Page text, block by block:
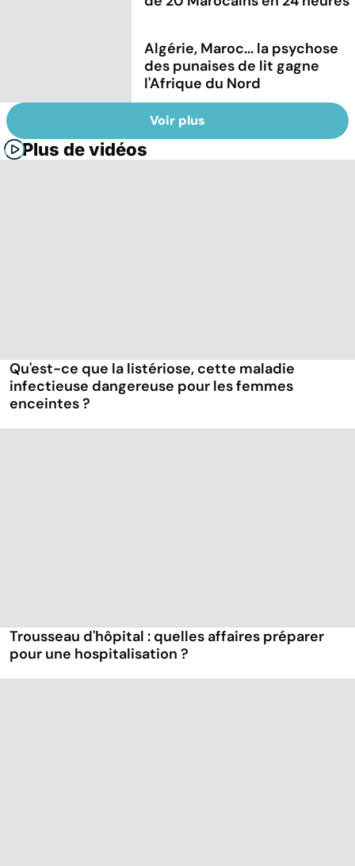
Algérie, Maroc... la psychose
des punaises de lit gagne
l'Afrique du Nord
Voir plus
Plus de vidéos
Qu'est-ce que la listériose, cette maladie
infectieuse dangereuse pour les femmes
enceintes ?
Trousseau d'hôpital : quelles affaires préparer
pour une hospitalisation ?